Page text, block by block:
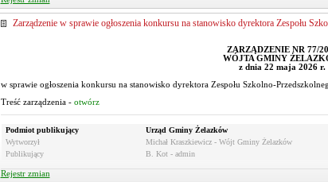
Zarządzenie w sprawie ogłoszenia konkursu na stanowisko dyrektora Zespołu
ZARZĄDZENIE NR 77/
WÓJTA GMINY
z dnia 22 maja 2026 r.
w sprawie ogłoszenia konkursu na stanowisko dyrektora Zespołu Szkolno-
Treść zarządzenia - otwórz
Podmiot publikujący
Urząd Gminy Żelazków
Wytworzył
Michał Kraszkiewicz - Wójt Gminy Żelazków
Publikujący
B. Kot - admin
Rejestr zmian